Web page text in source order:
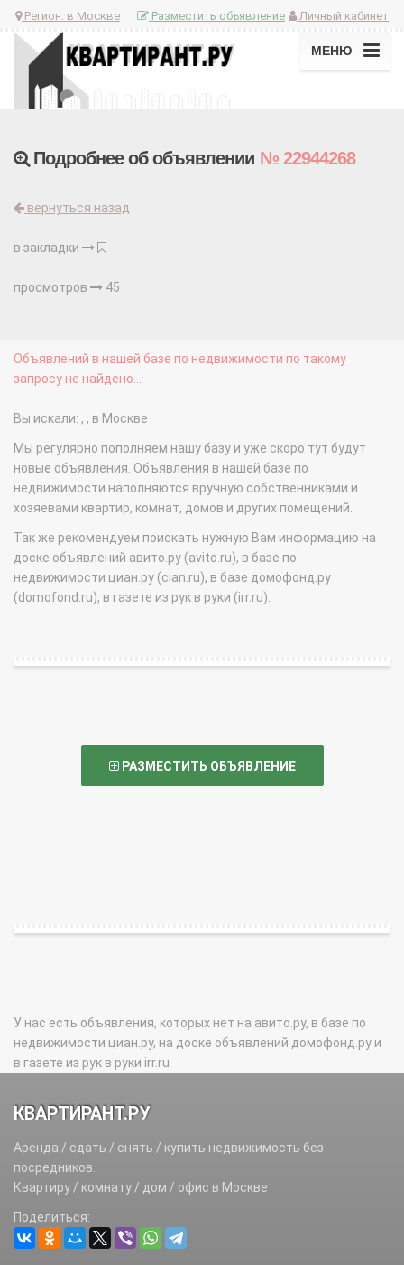
Регион: в Москве Личный кабинет
Разместить объявление
МЕНЮ
Подробнее об объявлении № 22944268
вернуться назад
в закладки
просмотров 45
Объявлений в нашей базе по недвижимости по такому
запросу не найдено...
Вы искали: , , в Москве
Мы регулярно пополняем нашу базу и уже скоро тут будут
новые объявления. Объявления в нашей базе по
недвижимости наполняются вручную собственниками и
хозяевами квартир, комнат, домов и других помещений.
Так же рекомендуем поискать нужную Вам информацию на
доске объявлений авито.ру (avito.ru), в базе по
недвижимости циан.ру (cian.ru), в базе домофонд.ру
(domofond.ru), в газете из рук в руки (irr.ru).
РАЗМЕСТИТЬ ОБЪЯВЛЕНИЕ
У нас есть объявления, которых нет на авито.ру, в базе по
недвижимости циан.ру, на доске объявлений домофонд.ру и
в газете из рук в руки irr.ru
КВАРТИРАНТ.РУ
Аренда / сдать / снять / купить недвижимость без
посредников.
Квартиру / комнату / дом / офис в Москве
Поделиться: